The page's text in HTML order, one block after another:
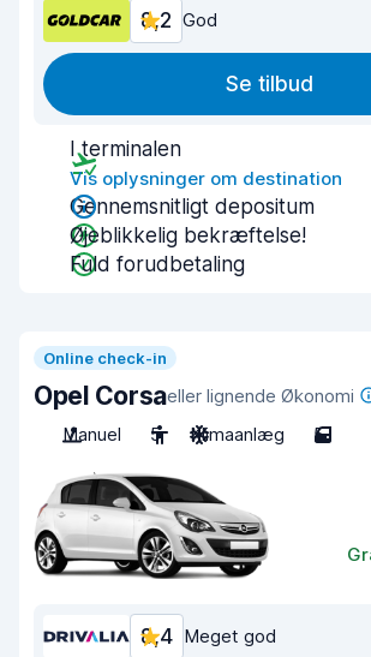
8,2 God
Se tilbud
I terminalen
Vis oplysninger om destination
Gennemsnitligt depositum
Øjeblikkelig bekræftelse!
Fuld forudbetaling
Online check-in
Opel Corsaeller lignende Økonomi
Manuel
5 Klimaanlæg 5
8,4 Meget god